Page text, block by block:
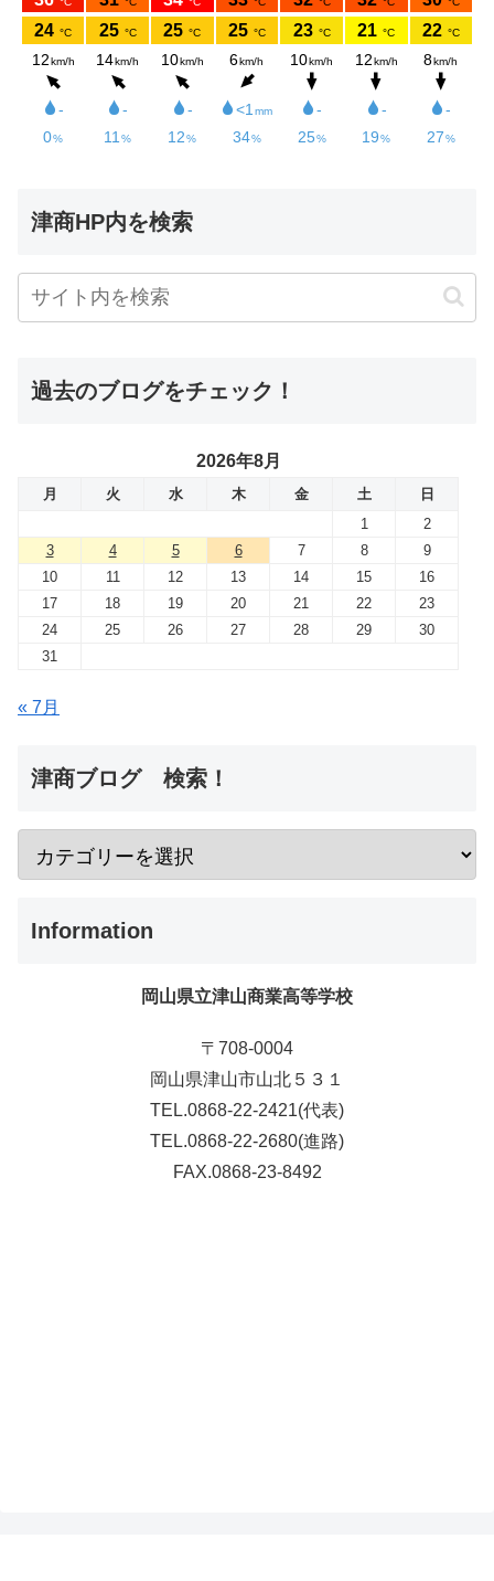
津商HP内を検索
過去のブログをチェック！
2026年8月
月 火 水 木 金 土
日
1
2
3
4 5 6 7 8
9
10
11 12 13 14 15
16
17
18 19 20 21 22
23
24
25 26 27 28 29
30
31
« 7月
津商ブログ 検索！
Information
岡山県立津山商業高等学校
〒708-0004
岡山県津山市山北５３１
TEL.0868-22-2421(代表)
TEL.0868-22-2680(進路)
FAX.0868-23-8492